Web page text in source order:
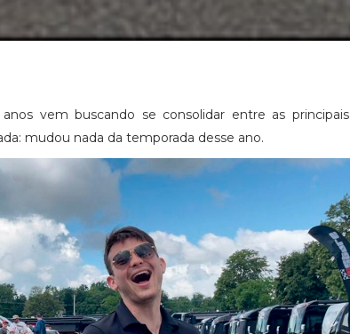
vem buscando se consolidar entre as principais
mudou nada da temporada desse ano.